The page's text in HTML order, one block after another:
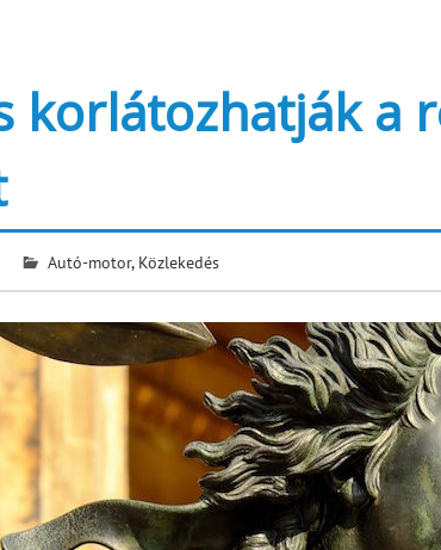
korlátozhatják a
Autó-motor, Közlekedés